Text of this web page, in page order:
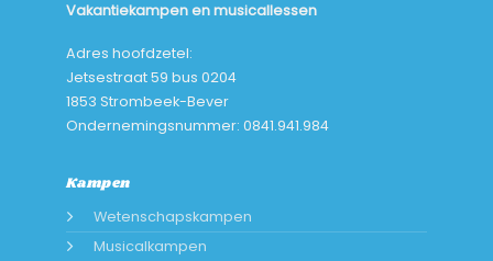
Vakantiekampen en musicallessen
Adres hoofdzetel:
Jetsestraat 59 bus 0204
1853 Strombeek-Bever
Ondernemingsnummer: 0841.941.984
Kampen
Wetenschapskampen
Musicalkampen